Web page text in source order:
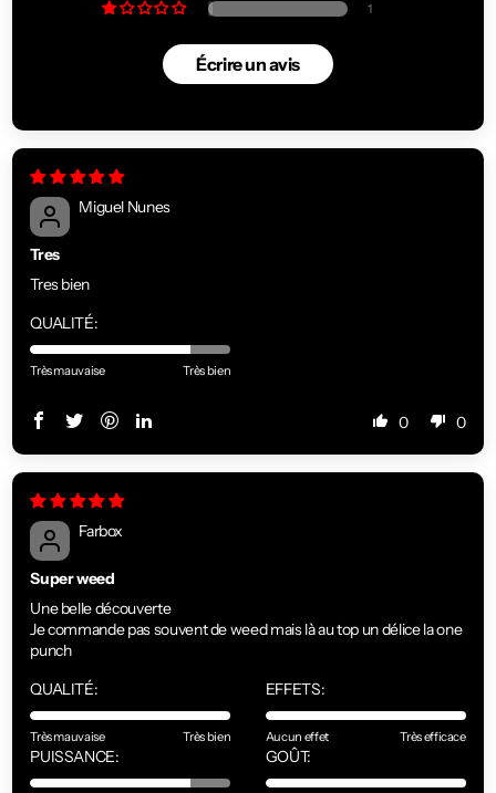
1
Écrire un avis
Miguel Nunes
Tres
Tres bien
QUALITÉ:
Très mauvaise Très bien
0 0
Farbox
Super weed
Une belle découverte
Je commande pas souvent de weed mais là au top un délice la one
punch
QUALITÉ:
Très mauvaise Très bien
EFFETS:
Aucun effet Très efficace
PUISSANCE: GOÛT: